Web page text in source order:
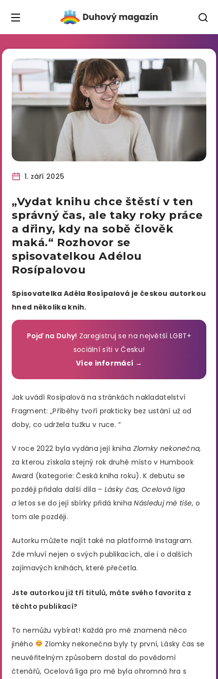
1. září 2025
„Vydat knihu chce štěstí v ten
správný čas, ale taky roky práce
a dřiny, kdy na sobě člověk
maká.“ Rozhovor se
spisovatelkou Adélou
Rosípalovou
Spisovatelka Adéla Rosípalová je českou autorkou
hned několika knih.
Pojď na Duhy! Zaregistruj se na největší LGBT+
sociální síti v Česku!
Více informácí →
Jak uvádí Rosípalová na stránkách nakladatelství
Fragment: „Příběhy tvoří prakticky bez ustání už od
doby, co udržela tužku v ruce. “
V roce 2022 byla vydána její kniha Zlomky nekonečna,
za kterou získala stejný rok druhé místo v Humbook
Award (kategorie: Česká kniha roku). K debutu se
později přidala další díla – Lásky čas, Ocelová liga
a letos se do její sbírky přidá knihaNásleduj mě tiše, o
tom ale později.
Autorku můžete najít také na platformě Instagram.
Zde mluví nejen o svých publikacích, ale i o dalších
zajímavých knihách, které přečetla.
Jste autorkou již tří titulů, máte svého favorita z
těchto publikací?
To nemůžu vybírat! Každá pro mě znamená něco
jiného
Zlomky nekonečna byly ty první, Lásky čas se
neuvěřitelným způsobem dostal do povědomí
čtenářů, Ocelová liga pro mě byla ohromná hra s